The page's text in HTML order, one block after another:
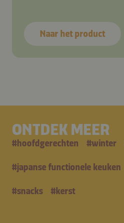
Naar het product
ONTDEK MEER
#hoofdgerechten #winter
#japanse functionele keuken
#snacks #kerst